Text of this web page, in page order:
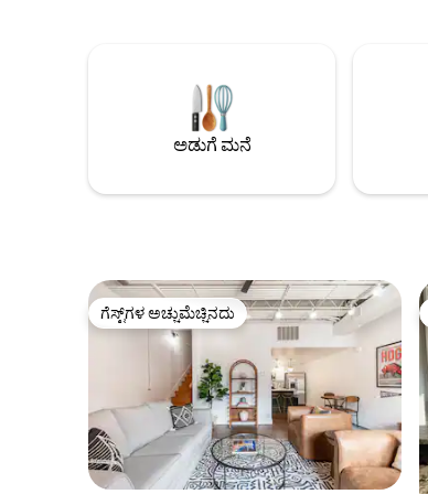
ದಂಪತಿಗಳಿಗೆ ಸೂಕ್ತವಾಗಿದ್ದೇವೆ. ನಾವು ಸ್ಪಷ್ಟವಾದ
ಸ್ಥಳೀಯ ಕಾಲುವೆಯಿಂದ ಒಂದೆರಡು ಮೈಲಿಗಳ ಒಳಗೆ
ಇದ್ದೇವೆ! 📍 ಕೇಳಿಅಡುಗೆ ಮನೆ
ಗೆಸ್ಟ್‌ಗಳ ಅಚ್ಚುಮೆಚ್ಚಿನದು
ಗೆಸ್ಟ್‌ಗಳ ಅಚ್ಚುಮೆಚ್ಚಿನದು